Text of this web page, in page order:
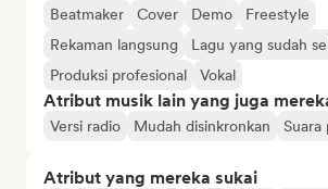
Beatmaker Cover Demo
Freestyle
Rekaman langsung
Lagu yang sudah
Produksi profesional
Vokal
Atribut musik lain yang juga
Versi radio Mudah disinkronkan Suara
Atribut yang mereka sukai